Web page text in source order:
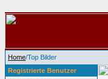
Home/Top Bilder
Registrierte Benutzer